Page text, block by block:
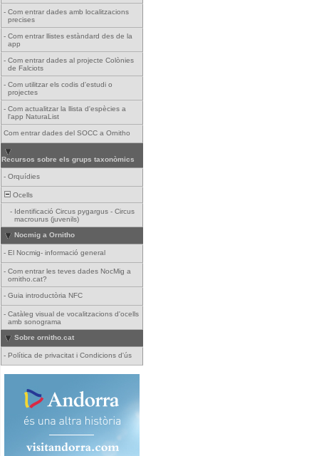
- Com entrar dades amb localitzacions
precises
- Com entrar llistes estàndard des de la
app
- Com entrar dades al projecte Colònies
de Falciots
- Com utilitzar els codis d'estudi o
projectes
- Com actualitzar la llista d'espècies a
l'app NaturaList
Com entrar dades del SOCC a Ornitho
Recursos sobre els grups taxonòmics
- Orquídies
Ocells
- Identificació Circus pygargus - Circus
macrourus (juvenils)
Nocmig a Ornitho
- El Nocmig- informació general
- Com entrar les teves dades NocMig a
ornitho.cat?
- Guia introductòria NFC
- Catàleg visual de vocalitzacions d'ocells
amb sonograma
Sobre ornitho.cat
- Política de privacitat i Condicions d'ús